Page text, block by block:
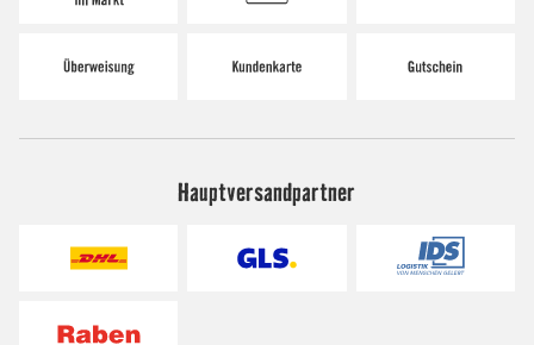
Hauptversandpartner